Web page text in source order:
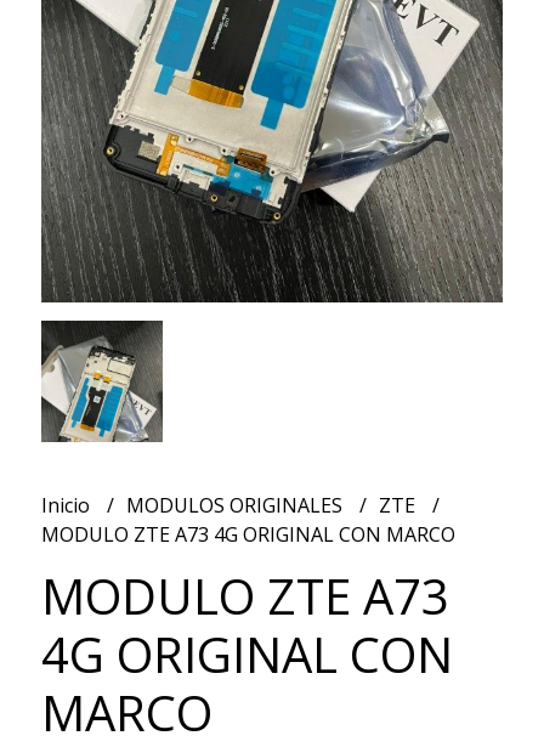
Inicio MODULOS ORIGINALES
ZTE
MODULO ZTE A73 4G ORIGINAL CON MARCO
MODULO ZTE A73
4G ORIGINAL CON
MARCO